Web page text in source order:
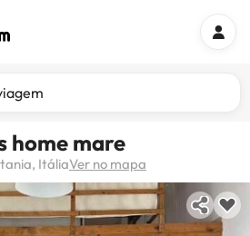
home mare
ItáliaVer no mapa